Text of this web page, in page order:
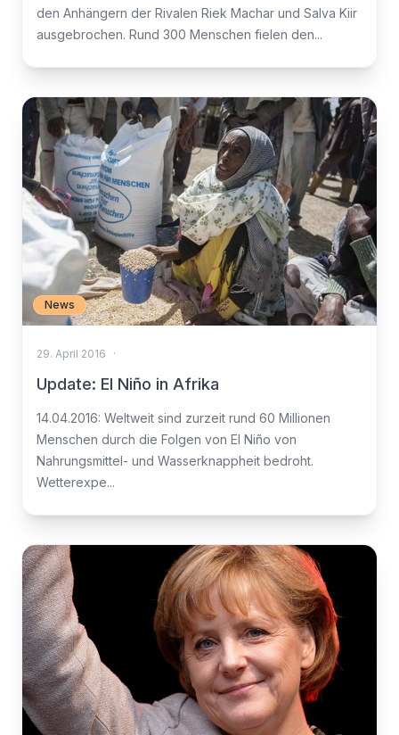
den Anhängern der Rivalen Riek Machar und Salva Kiir
ausgebrochen. Rund 300 Menschen fielen den...
News
29. April 2016 ·
Update: El Niño in Afrika
14.04.2016: Weltweit sind zurzeit rund 60 Millionen
Menschen durch die Folgen von El Niño von
Nahrungsmittel- und Wasserknappheit bedroht.
Wetterexpe...